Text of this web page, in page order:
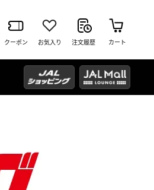
クーポン お気入り 注文履歴 カート